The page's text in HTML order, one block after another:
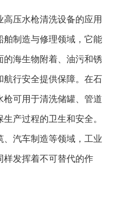
压水枪清洗设备的应用
舶制造与修理领域，它能
的海生物附着、油污和锈
航行安全提供保障。在石
枪可用于清洗储罐、管道
产过程的卫生和安全。
、汽车制造等领域，工业
样发挥着不可替代的作